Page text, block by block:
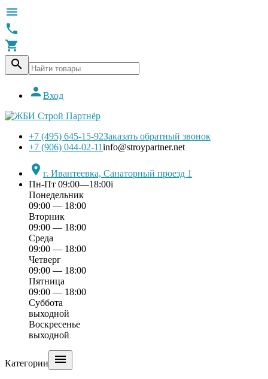




 Вход
+7 (495) 645-15-92Заказать обратный звонок
+7 (906) 044-02-11info@stroypartner.net
 г. Ивантеевка, Санаторный проезд 1
Пн-Пт 09:00—18:00i
Понедельник
09:00 — 18:00
Вторник
09:00 — 18:00
Среда
09:00 — 18:00
Четверг
09:00 — 18:00
Пятница
09:00 — 18:00
Суббота
выходной
Воскресенье
выходной
Категории 